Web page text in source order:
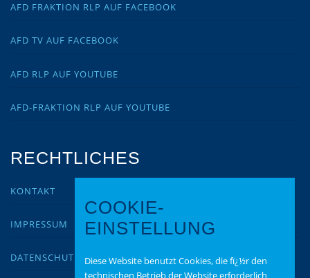
AFD FRAKTION RLP AUF FACEBOOK
AFD TV AUF FACEBOOK
AFD RLP AUF YOUTUBE
AFD-FRAKTION RLP AUF YOUTUBE
RECHTLICHES
KONTAKT
IMPRESSUM
DATENSCHUTZ
COOKIE-
EINSTELLUNG
Diese Website benutzt Cookies, die fï¿½r den
technischen Betrieb der Website erforderlich